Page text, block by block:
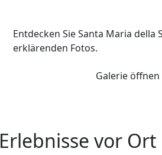
Entdecken Sie Santa Maria della
erklärenden Fotos.
Galerie öffnen
Erlebnisse vor Ort